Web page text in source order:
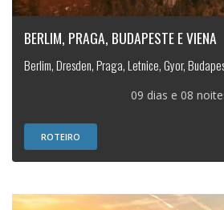
BERLIM, PRAGA, BUDAPESTE E VIENA
Berlim, Dresden, Praga, Letnice, Gyor,
09 dias e 08
ROTEIRO